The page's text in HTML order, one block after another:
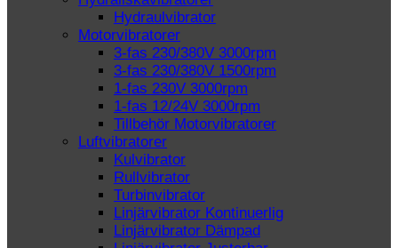
Hydraulvibrator
Motorvibratorer
3-fas 230/380V 3000rpm
3-fas 230/380V 1500rpm
1-fas 230V 3000rpm
1-fas 12/24V 3000rpm
Tillbehör Motorvibratorer
Luftvibratorer
Kulvibrator
Rullvibrator
Turbinvibrator
Linjärvibrator Kontinuerlig
Linjärvibrator Dämpad